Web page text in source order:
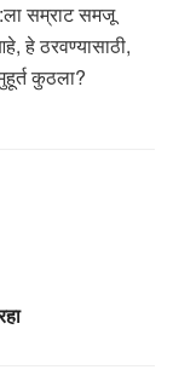
सम्राट समजू
हे ठरवण्यासाठी,
कुठला?